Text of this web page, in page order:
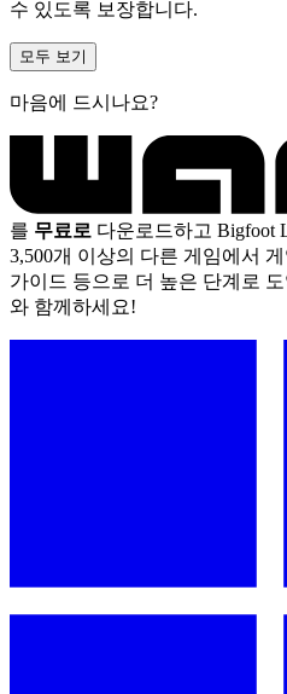
수 있도록 보장합니다.
모두 보기
마음에 드시나요?
를 무료로 다운로드하고 Bigfoot
3,500개 이상의 다른 게임에서
가이드 등으로 더 높은 단계로
와 함께하세요!